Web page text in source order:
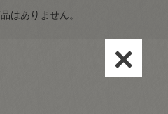
はありません。
×